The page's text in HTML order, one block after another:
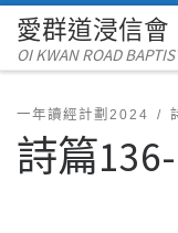
Skip to content
愛群道浸信會
OI KWAN ROAD
一年讀經計劃2024
詩篇